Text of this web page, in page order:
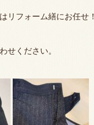
リフォーム繕にお任せ！
せください。